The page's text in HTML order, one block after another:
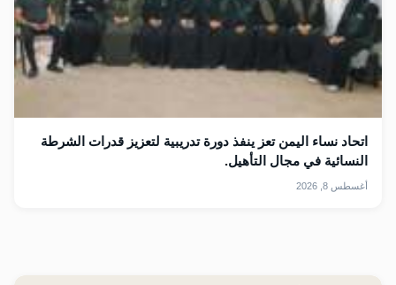
اتحاد نساء اليمن تعز ينفذ دورة تدريبية لتعزيز قدرات الشرطة
النسائية في مجال التأهيل.
أغسطس 8, 2026